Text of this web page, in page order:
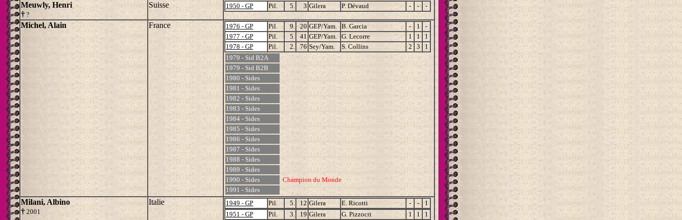
Meuwly, Henri
† ?
Suisse 1950 - GP Pil. 5. 3 Gilera P. Dévaud - - -
Michel, Alain France 1976 - GP Pil. 9. 20 GEP/Yam. B. Garcia - 1
-
1977 - GP
Pil. 5. 41 GEP/Yam. G. Lecorre 1 1 1
1978 - GP
Pil. 2. 76 Sey/Yam. S. Collins 2 3
1
1979 - Sid B2A
1979 - Sid B2B
1980 - Sides
1981 - Sides
1982 - Sides
1983 - Sides
1984 - Sides
1985 - Sides
1986 - Sides
1987 - Sides
1988 - Sides
1989 - Sides
1990 - Sides
Champion du Monde
1991 - Sides
Milani, Albino
† 2001
Italie 1949 - GP Pil. 5. 12 Gilera E. Ricotti - -
1
1951 - GP
Pil. 3. 19 Gilera G. Pizzocri 1 1
1